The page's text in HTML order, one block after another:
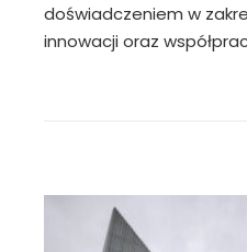
doświadczeniem w
innowacji oraz